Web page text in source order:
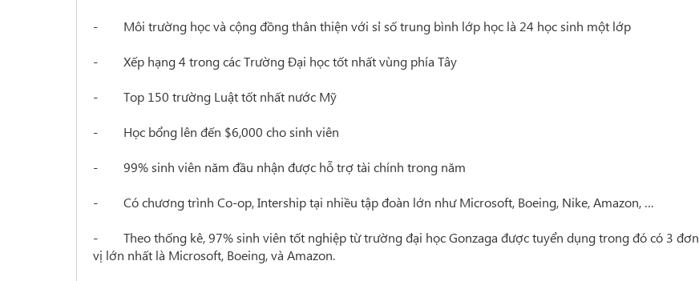
- Môi trường học và cộng đồng thân thiện với sỉ số trung bình lớp học là 24 học sinh một lớp
- Xếp hạng 4 trong các Trường Đại học tốt nhất vùng phía Tây
- Top 150 trường Luật tốt nhất nước Mỹ
- Học bổng lên đến $6,000 cho sinh viên
- 99% sinh viên năm đầu nhận được hỗ trợ tài chính trong năm
- Có chương trình Co-op, Intership tại nhiều tập đoàn lớn như Microsoft, Boeing, Nike, Amazon, …
- Theo thống kê, 97% sinh viên tốt nghiệp từ trường đại học Gonzaga được tuyển dụng trong đó có 3 đơn
vị lớn nhất là Microsoft, Boeing, và Amazon.